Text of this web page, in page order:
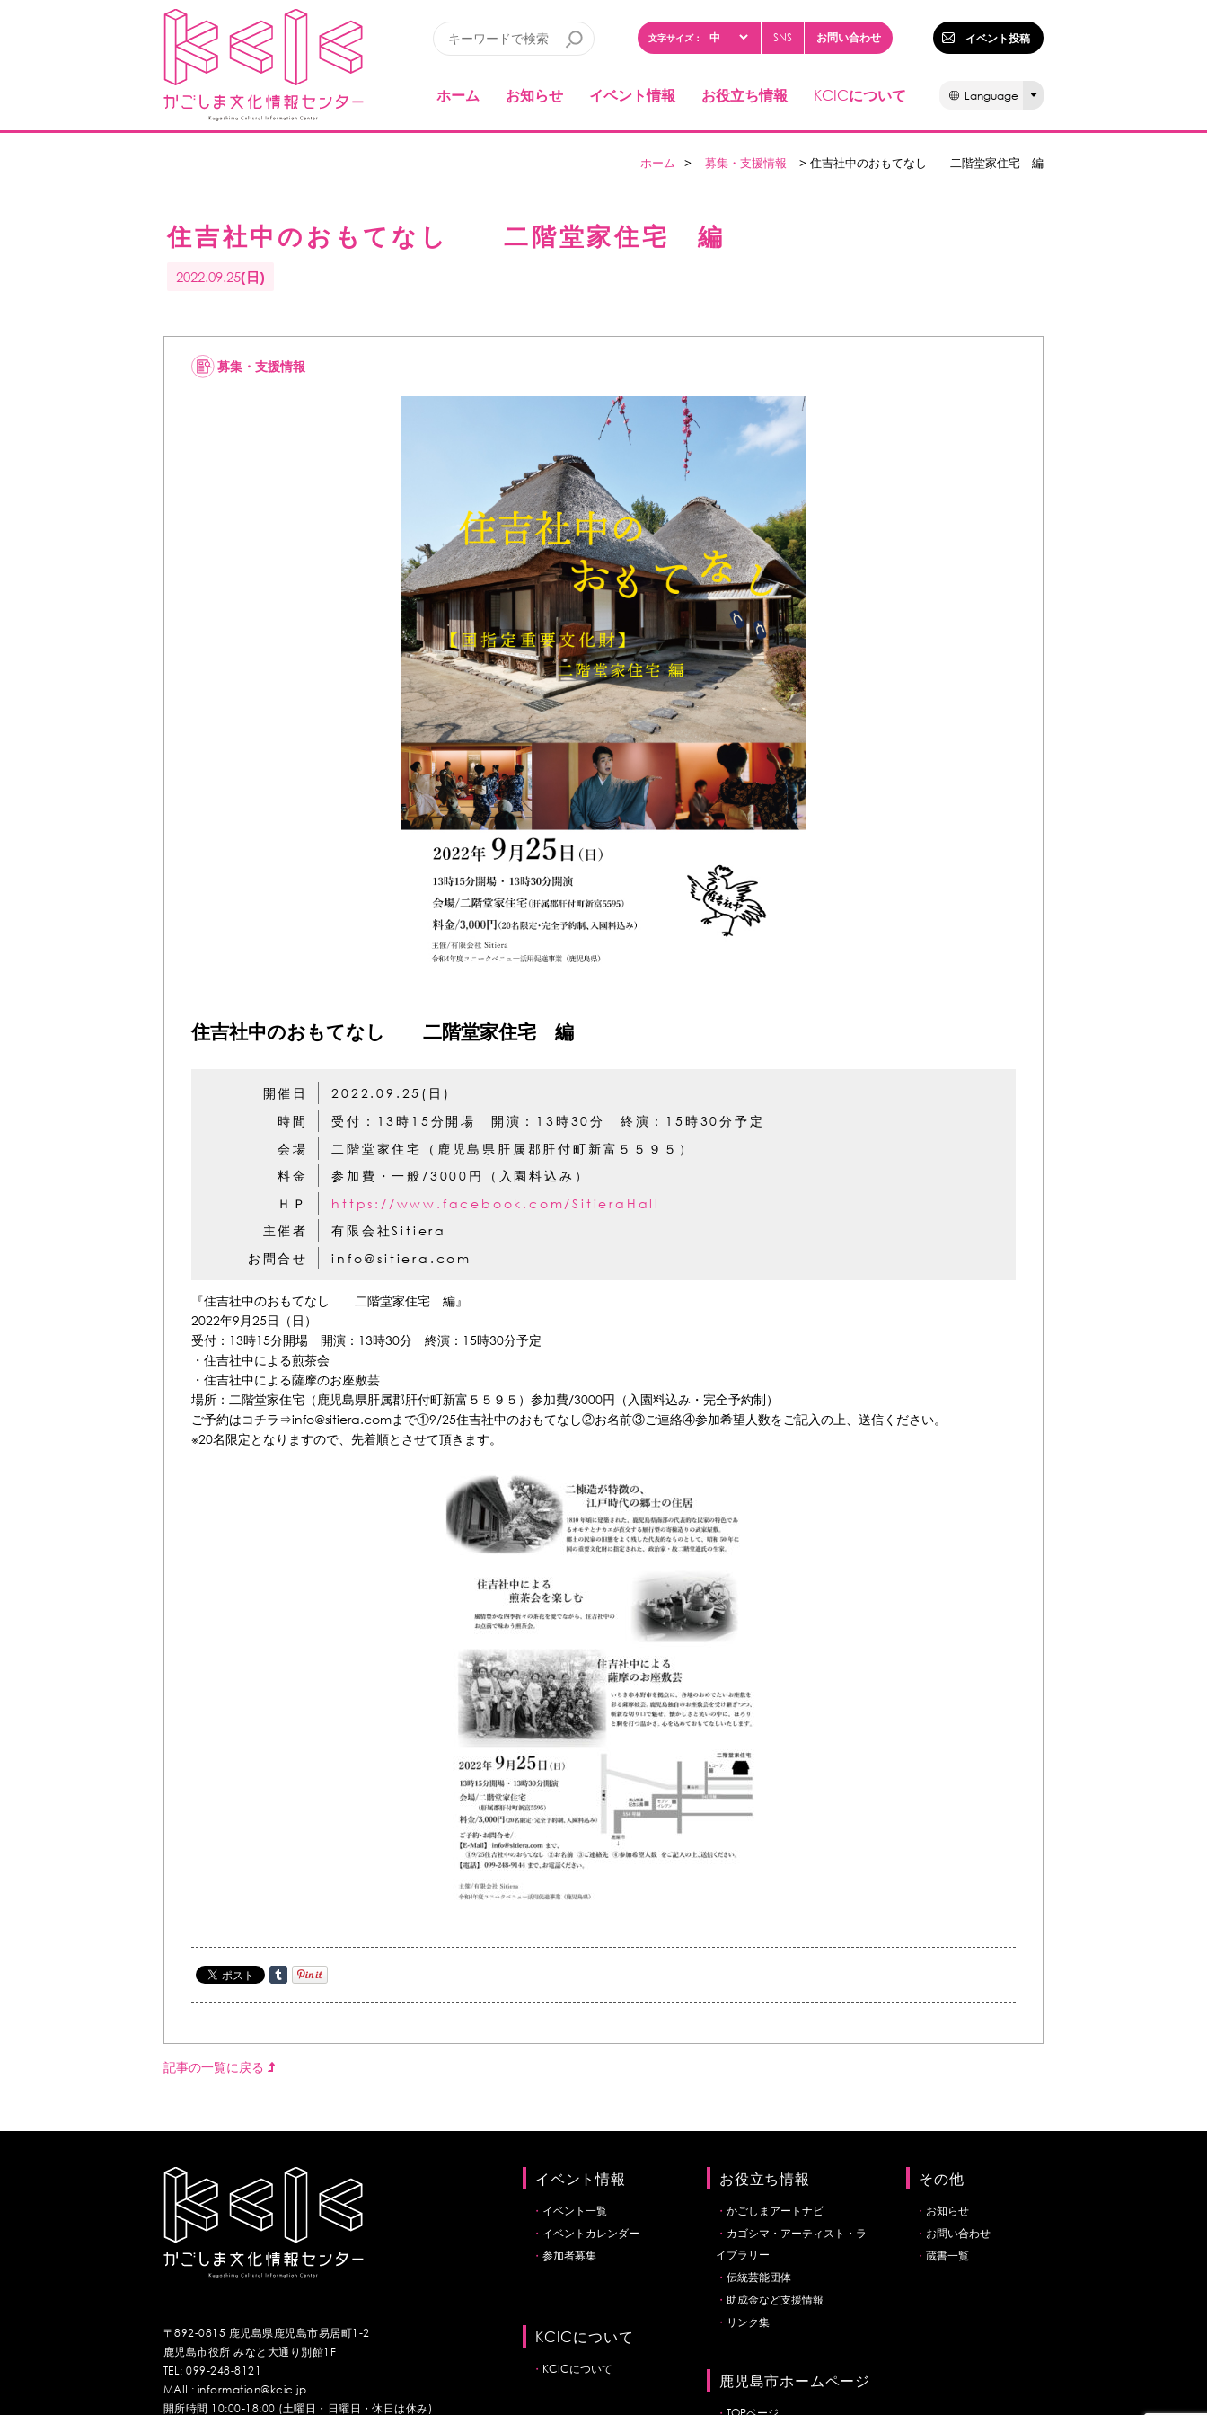
文字サイズ： SNS お問い合わせ イベント投稿
ホーム お知らせ イベント情報 お役立ち情報 KCICについて Language
ホーム > 募集・支援情報 > 住吉社中のおもてなし 二階堂家住宅 編
住吉社中のおもてなし 二階堂家住宅 編
2022.09.25(日)
募集・支援情報
住吉社中のおもてなし 二階堂家住宅 編
開催日
2022.09.25(日)
時間
受付：13時15分開場 開演：13時30分 終演：15時30分予定
会場
二階堂家住宅（鹿児島県肝属郡肝付町新富５５９５）
料金
参加費・一般/3000円（入園料込み）
ＨＰ
https://www.facebook.com/SitieraHall
主催者
有限会社Sitiera
お問合せ
info@sitiera.com
『住吉社中のおもてなし 二階堂家住宅 編』
2022年9月25日（日）
受付：13時15分開場 開演：13時30分 終演：15時30分予定
・住吉社中による煎茶会
・住吉社中による薩摩のお座敷芸
場所：二階堂家住宅（鹿児島県肝属郡肝付町新富５５９５）参加費/3000円（入園料込み・完全予約制）
ご予約はコチラ⇒info@sitiera.comまで①9/25住吉社中のおもてなし②お名前③ご連絡④参加希望人数をご記入の上、送信ください。
※20名限定となりますので、先着順とさせて頂きます。
記事の一覧に戻る
〒892-0815 鹿児島県鹿児島市易居町1-2
鹿児島市役所 みなと大通り別館1F
TEL: 099-248-8121
MAIL: information@kcic.jp
開所時間 10:00-18:00 (土曜日・日曜日・休日は休み)
イベント情報
イベント一覧
イベントカレンダー
参加者募集
KCICについて
KCICについて
お役立ち情報
かごしまアートナビ
カゴシマ・アーティスト・ラ
イブラリー
伝統芸能団体
助成金など支援情報
リンク集
鹿児島市ホームページ
その他
お知らせ
お問い合わせ
蔵書一覧